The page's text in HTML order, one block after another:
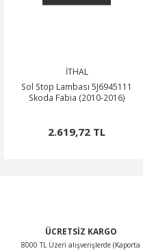
İTHAL
Sol Stop Lambası 5J6945111
Skoda Fabia (2010-2016)
2.619,72 TL
ÜCRETSİZ KARGO
8000 TL Üzeri alışverişlerde (Kaporta